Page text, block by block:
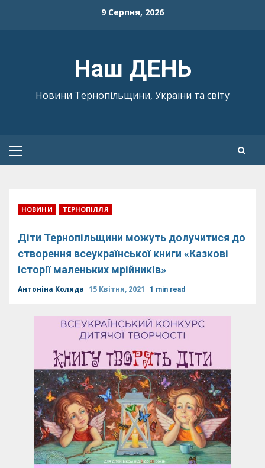
9 Серпня, 2026
Наш ДЕНЬ
Новини Тернопільщини, України та світу
Primary
НОВИНИ ТЕРНОПІЛЛЯ
Діти Тернопільщини можуть долучитися до
створення всеукраїнської книги «Казкові
історії маленьких мрійників»
Антоніна Коляда 15 Квітня, 2021 1 min read